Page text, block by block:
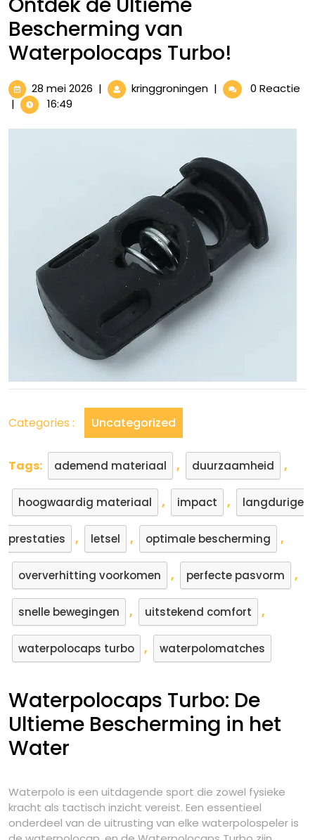
Bescherming van
Waterpolocaps Turbo!
28 mei 2026 28| kringgroningenOntdek
Waterpolocaps
Turbo!
|
0 Reactie
|
16:49
Categories : Uncategorized
Tags: ademend materiaal , duurzaamheid ,
hoogwaardig materiaal , impact , langdurige
prestaties , letsel , optimale bescherming ,
oververhitting voorkomen , perfecte pasvorm ,
snelle bewegingen , uitstekend comfort ,
waterpolocaps turbo , waterpolomatches
Waterpolocaps Turbo: De
Ultieme Bescherming in het
Water
Waterpolo is een uitdagende sport die zowel fysieke
kracht als tactisch inzicht vereist. Een essentieel
onderdeel van de uitrusting van elke waterpolospeler is